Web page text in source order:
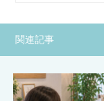
関連記事